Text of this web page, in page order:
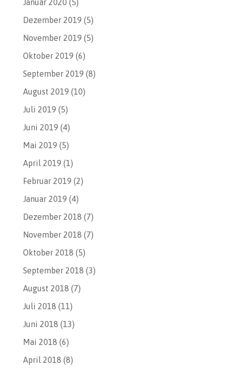
Dezember 2019 (5)
November 2019 (5)
Oktober 2019 (6)
September 2019 (8)
August 2019 (10)
Juli 2019 (5)
Juni 2019 (4)
Mai 2019 (5)
April 2019 (1)
Februar 2019 (2)
Januar 2019 (4)
Dezember 2018 (7)
November 2018 (7)
Oktober 2018 (5)
September 2018 (3)
August 2018 (7)
Juli 2018 (11)
Juni 2018 (13)
Mai 2018 (6)
April 2018 (8)